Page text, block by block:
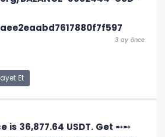
3 ay önce
Et
is 36,877.64 USDT. Get ➸➸